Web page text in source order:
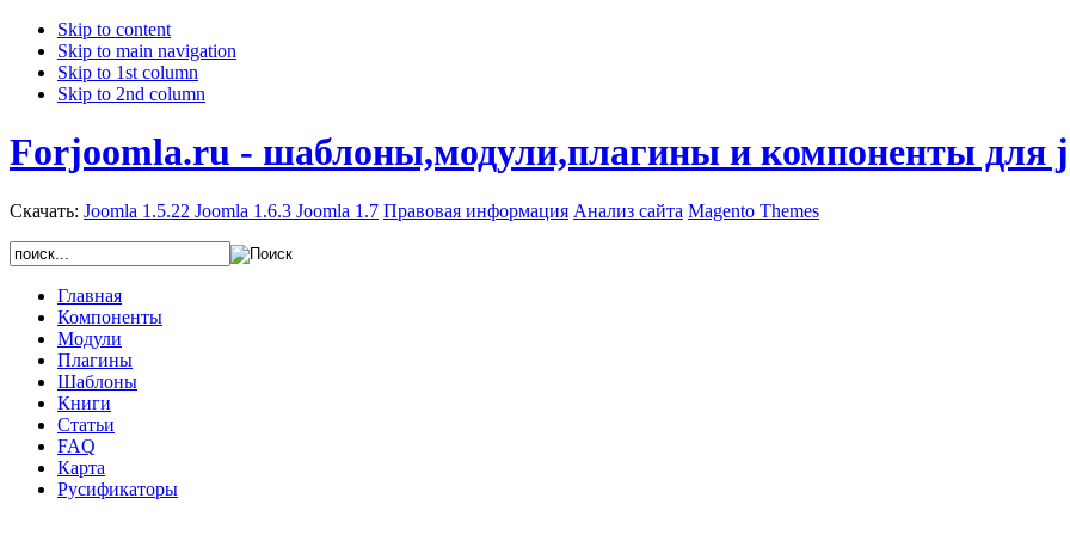
Skip to content
Skip to main navigation
Skip to 1st column
Skip to 2nd column
Forjoomla.ru - шаблоны,модули,плагины и компоненты для
Скачать: Joomla 1.5.22 Joomla 1.6.3 Joomla 1.7 Правовая информация Анализ сайта Magento Themes
Главная
Компоненты
Модули
Плагины
Шаблоны
Книги
Статьи
FAQ
Карта
Русификаторы